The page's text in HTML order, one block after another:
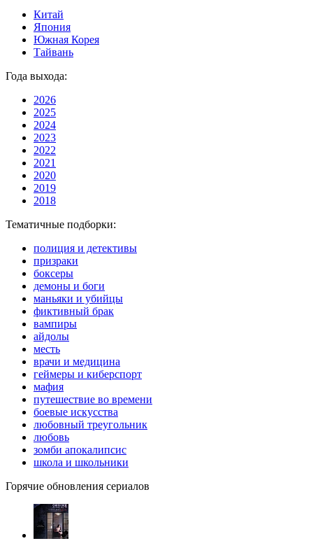
Китай
Япония
Южная Корея
Тайвань
Года выхода:
2026
2025
2024
2023
2022
2021
2020
2019
2018
Тематичные подборки:
полиция и детективы
призраки
боксеры
демоны и боги
маньяки и убийцы
фиктивный брак
вампиры
айдолы
месть
врачи и медицина
геймеры и киберспорт
мафия
путешествие во времени
боевые искусства
любовный треугольник
любовь
зомби апокалипсис
школа и школьники
Горячие обновления сериалов